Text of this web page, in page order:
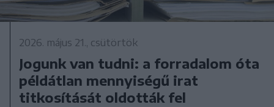
2026. május 21., csütörtök
Jogunk van tudni: a forradalom óta
példátlan mennyiségű irat
titkosítását oldották fel